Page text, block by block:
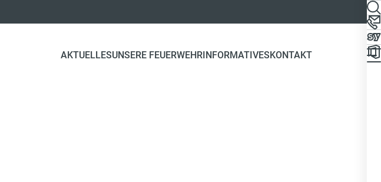
AKTUELLESUNSERE FEUERWEHRINFORMATIVESKONTAKT